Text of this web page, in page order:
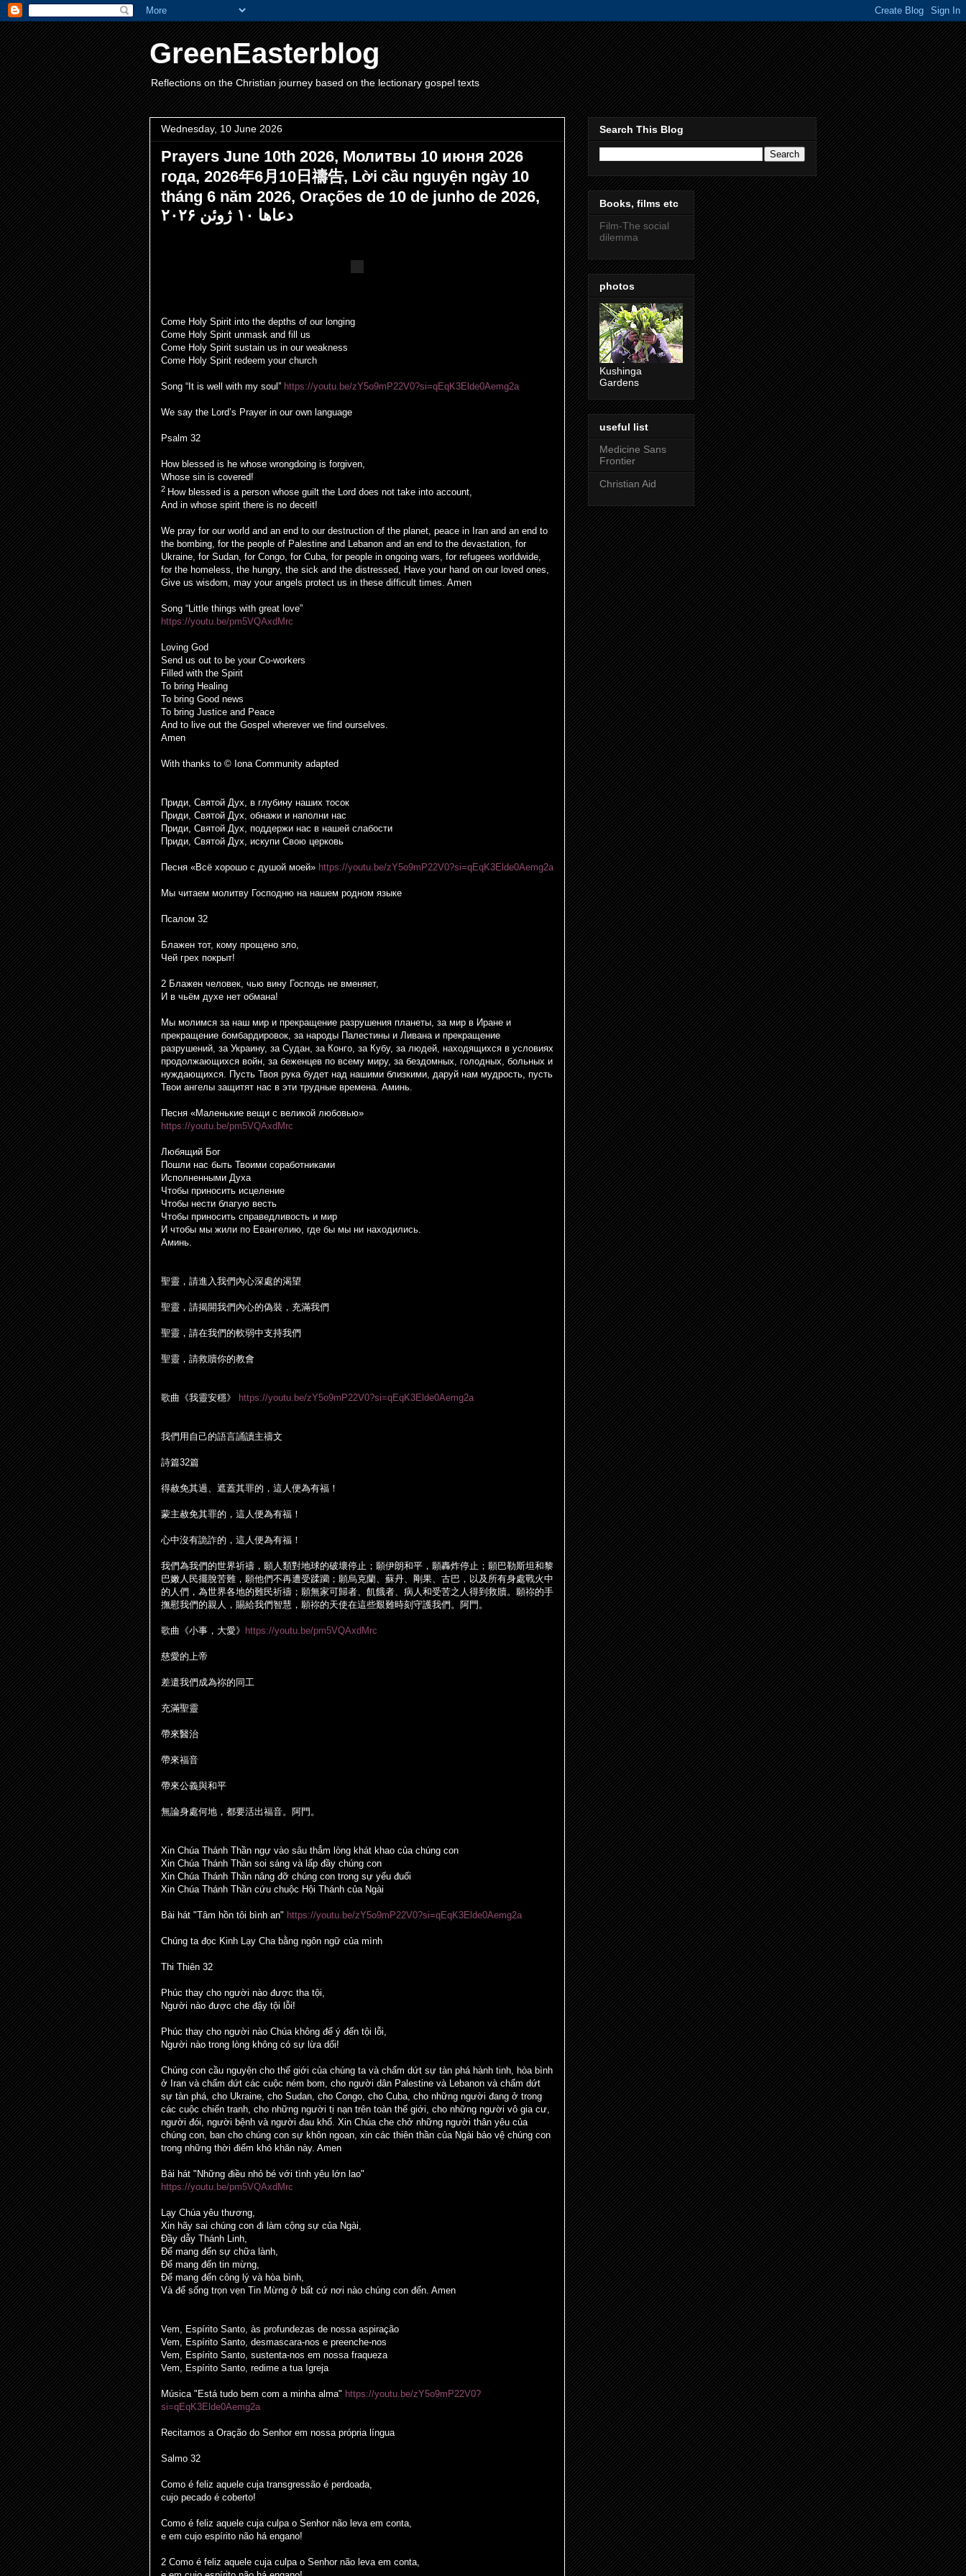
GreenEasterblog
Reflections on the Christian journey based on the lectionary gospel texts
Wednesday, 10 June 2026
Prayers June 10th 2026, Молитвы 10 июня 2026
года, 2026年6月10日禱告, Lời cầu nguyện ngày 10
tháng 6 năm 2026, Orações de 10 de junho de 2026,
دعاها ۱۰ ژوئن ۲۰۲۶
Come Holy Spirit into the depths of our longing
Come Holy Spirit unmask and fill us
Come Holy Spirit sustain us in our weakness
Come Holy Spirit redeem your church
Song “It is well with my soul” https://youtu.be/zY5o9mP22V0?si=qEqK3Elde0Aemg2a
We say the Lord’s Prayer in our own language
Psalm 32
How blessed is he whose wrongdoing is forgiven,
Whose sin is covered!
2 How blessed is a person whose guilt the Lord does not take into account,
And in whose spirit there is no deceit!
We pray for our world and an end to our destruction of the planet, peace in Iran and an end to
the bombing, for the people of Palestine and Lebanon and an end to the devastation, for
Ukraine, for Sudan, for Congo, for Cuba, for people in ongoing wars, for refugees worldwide,
for the homeless, the hungry, the sick and the distressed, Have your hand on our loved ones,
Give us wisdom, may your angels protect us in these difficult times. Amen
Song “Little things with great love”
https://youtu.be/pm5VQAxdMrc
Loving God
Send us out to be your Co-workers
Filled with the Spirit
To bring Healing
To bring Good news
To bring Justice and Peace
And to live out the Gospel wherever we find ourselves.
Amen
With thanks to © Iona Community adapted
Приди, Святой Дух, в глубину наших тосок
Приди, Святой Дух, обнажи и наполни нас
Приди, Святой Дух, поддержи нас в нашей слабости
Приди, Святой Дух, искупи Свою церковь
Песня «Всё хорошо с душой моей» https://youtu.be/zY5o9mP22V0?si=qEqK3Elde0Aemg2a
Мы читаем молитву Господню на нашем родном языке
Псалом 32
Блажен тот, кому прощено зло,
Чей грех покрыт!
2 Блажен человек, чью вину Господь не вменяет,
И в чьём духе нет обмана!
Мы молимся за наш мир и прекращение разрушения планеты, за мир в Иране и
прекращение бомбардировок, за народы Палестины и Ливана и прекращение
разрушений, за Украину, за Судан, за Конго, за Кубу, за людей, находящихся в условиях
продолжающихся войн, за беженцев по всему миру, за бездомных, голодных, больных и
нуждающихся. Пусть Твоя рука будет над нашими близкими, даруй нам мудрость, пусть
Твои ангелы защитят нас в эти трудные времена. Аминь.
Песня «Маленькие вещи с великой любовью»
https://youtu.be/pm5VQAxdMrc
Любящий Бог
Пошли нас быть Твоими соработниками
Исполненными Духа
Чтобы приносить исцеление
Чтобы нести благую весть
Чтобы приносить справедливость и мир
И чтобы мы жили по Евангелию, где бы мы ни находились.
Аминь.
聖靈，請進入我們內心深處的渴望
聖靈，請揭開我們內心的偽裝，充滿我們
聖靈，請在我們的軟弱中支持我們
聖靈，請救贖你的教會
歌曲《我靈安穩》 https://youtu.be/zY5o9mP22V0?si=qEqK3Elde0Aemg2a
我們用自己的語言誦讀主禱文
詩篇32篇
得赦免其過、遮蓋其罪的，這人便為有福！
蒙主赦免其罪的，這人便為有福！
心中沒有詭詐的，這人便為有福！
我們為我們的世界祈禱，願人類對地球的破壞停止；願伊朗和平，願轟炸停止；願巴勒斯坦和黎
巴嫩人民擺脫苦難，願他們不再遭受蹂躪；願烏克蘭、蘇丹、剛果、古巴，以及所有身處戰火中
的人們，為世界各地的難民祈禱；願無家可歸者、飢餓者、病人和受苦之人得到救贖。願祢的手
撫慰我們的親人，賜給我們智慧，願祢的天使在這些艱難時刻守護我們。阿門。
歌曲《小事，大愛》 https://youtu.be/pm5VQAxdMrc
慈愛的上帝
差遣我們成為祢的同工
充滿聖靈
帶來醫治
帶來福音
帶來公義與和平
無論身處何地，都要活出福音。阿門。
Xin Chúa Thánh Thần ngự vào sâu thẳm lòng khát khao của chúng con
Xin Chúa Thánh Thần soi sáng và lấp đầy chúng con
Xin Chúa Thánh Thần nâng đỡ chúng con trong sự yếu đuối
Xin Chúa Thánh Thần cứu chuộc Hội Thánh của Ngài
Bài hát "Tâm hồn tôi bình an" https://youtu.be/zY5o9mP22V0?si=qEqK3Elde0Aemg2a
Chúng ta đọc Kinh Lạy Cha bằng ngôn ngữ của mình
Thi Thiên 32
Phúc thay cho người nào được tha tội,
Người nào được che đậy tội lỗi!
Phúc thay cho người nào Chúa không để ý đến tội lỗi,
Người nào trong lòng không có sự lừa dối!
Chúng con cầu nguyện cho thế giới của chúng ta và chấm dứt sự tàn phá hành tinh, hòa bình
ở Iran và chấm dứt các cuộc ném bom, cho người dân Palestine và Lebanon và chấm dứt
sự tàn phá, cho Ukraine, cho Sudan, cho Congo, cho Cuba, cho những người đang ở trong
các cuộc chiến tranh, cho những người tị nạn trên toàn thế giới, cho những người vô gia cư,
người đói, người bệnh và người đau khổ. Xin Chúa che chở những người thân yêu của
chúng con, ban cho chúng con sự khôn ngoan, xin các thiên thần của Ngài bảo vệ chúng con
trong những thời điểm khó khăn này. Amen
Bài hát "Những điều nhỏ bé với tình yêu lớn lao"
https://youtu.be/pm5VQAxdMrc
Lạy Chúa yêu thương,
Xin hãy sai chúng con đi làm cộng sự của Ngài,
Đầy dẫy Thánh Linh,
Để mang đến sự chữa lành,
Để mang đến tin mừng,
Để mang đến công lý và hòa bình,
Và để sống trọn vẹn Tin Mừng ở bất cứ nơi nào chúng con đến. Amen
Vem, Espírito Santo, às profundezas de nossa aspiração
Vem, Espírito Santo, desmascara-nos e preenche-nos
Vem, Espírito Santo, sustenta-nos em nossa fraqueza
Vem, Espírito Santo, redime a tua Igreja
Música "Está tudo bem com a minha alma" https://youtu.be/zY5o9mP22V0?
si=qEqK3Elde0Aemg2a
Recitamos a Oração do Senhor em nossa própria língua
Salmo 32
Como é feliz aquele cuja transgressão é perdoada,
cujo pecado é coberto!
Como é feliz aquele cuja culpa o Senhor não leva em conta,
e em cujo espírito não há engano!
2 Como é feliz aquele cuja culpa o Senhor não leva em conta,
Search This Blog
Books, films etc
Film-The social
dilemma
photos
Kushinga
Gardens
useful list
Medicine Sans
Frontier
Christian Aid